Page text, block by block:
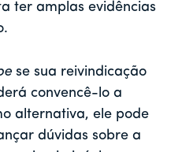
ter amplas evidências
se sua reivindicação
convencê-lo a
alternativa, ele pode
dúvidas sobre a